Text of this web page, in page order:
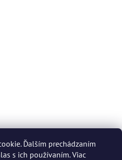
Ďalším prechádzaním
s ich používaním. Viac